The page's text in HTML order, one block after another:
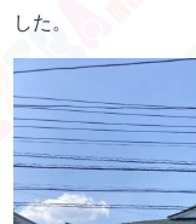
した。